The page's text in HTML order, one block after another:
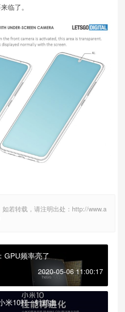
临了。
若转载，请注明出处：http://www.a
GPU频率亮了
2020-05-06 11:00:17
米10打一针鸡血